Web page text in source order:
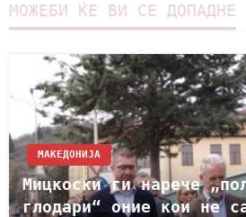
МОЖЕБИ ЌЕ ВИ СЕ ДОПАДНЕ
МАКЕДОНИЈА
Мицкоски ги нарече
глодари“ оние кои не